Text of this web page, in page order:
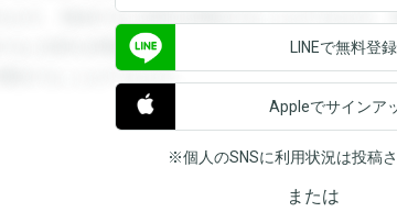
ます。登録すると回答を閲覧することができます
ると回答を閲覧することができます。登録すると
覧することができます。
LINEで無料登録
Appleでサインア
※個人のSNSに利用状況は投稿
または